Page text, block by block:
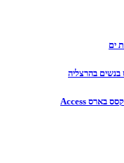
ים
בנשים בהרצליה
שרונה סופר -מאמנת רוחנית, מטפלת ומורה לאקסס בארס Access